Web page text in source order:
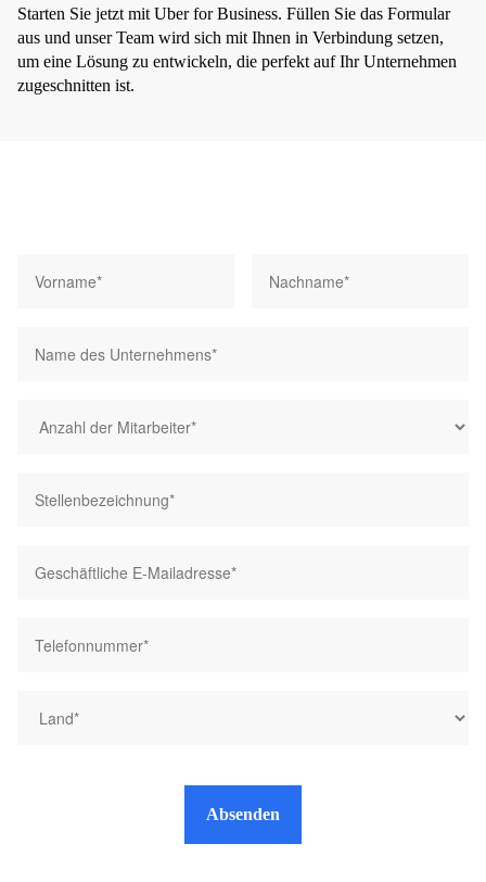
Starten Sie jetzt mit Uber for Business. Füllen Sie das Formular
aus und unser Team wird sich mit Ihnen in Verbindung setzen,
um eine Lösung zu entwickeln, die perfekt auf Ihr Unternehmen
zugeschnitten ist.
Absenden